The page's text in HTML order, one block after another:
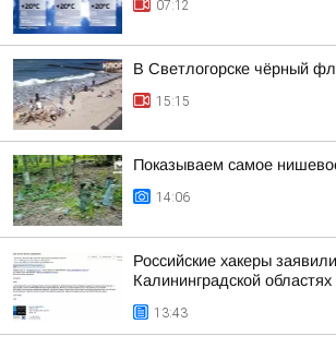
07:12
В Светлогорске чёрный
15:15
Показываем самое
14:06
Российские хакеры
Калининградской
13:43